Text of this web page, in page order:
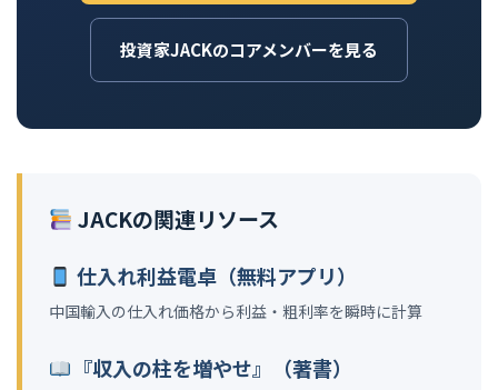
投資家JACKのコアメンバーを見る
JACKの関連リソース
仕入れ利益電卓（無料アプリ）
中国輸入の仕入れ価格から利益・粗利率を瞬時に計算
『収入の柱を増やせ』（著書）